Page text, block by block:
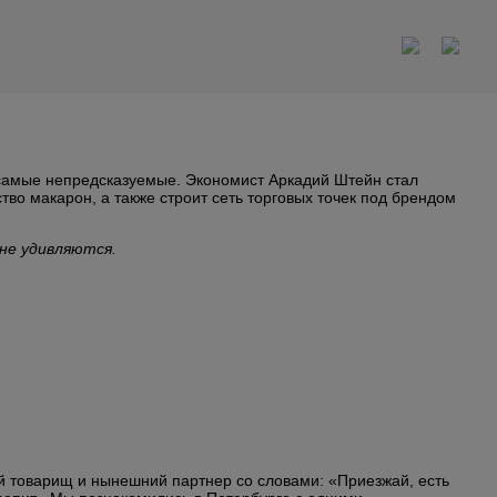
непредсказуемые. Экономист Аркадий Штейн стал
макарон, а также строит сеть торговых точек под брендом
удивляются.
товарищ и нынешний партнер со словами: «Приезжай, есть